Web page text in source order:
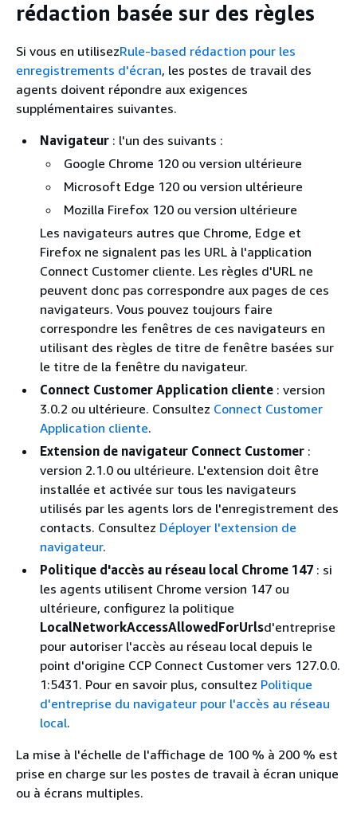
rédaction basée sur des règles
Si vous en utilisezRule-based rédaction pour les
enregistrements d'écran, les postes de travail des
agents doivent répondre aux exigences
supplémentaires suivantes.
Navigateur : l'un des suivants :
Google Chrome 120 ou version ultérieure
Microsoft Edge 120 ou version ultérieure
Mozilla Firefox 120 ou version ultérieure
Les navigateurs autres que Chrome, Edge et
Firefox ne signalent pas les URL à l'application
Connect Customer cliente. Les règles d'URL ne
peuvent donc pas correspondre aux pages de ces
navigateurs. Vous pouvez toujours faire
correspondre les fenêtres de ces navigateurs en
utilisant des règles de titre de fenêtre basées sur
le titre de la fenêtre du navigateur.
Connect Customer Application cliente : version
3.0.2 ou ultérieure. Consultez Connect Customer
Application cliente.
Extension de navigateur Connect Customer :
version 2.1.0 ou ultérieure. L'extension doit être
installée et activée sur tous les navigateurs
utilisés par les agents lors de l'enregistrement des
contacts. Consultez Déployer l'extension de
navigateur.
Politique d'accès au réseau local Chrome 147 : si
les agents utilisent Chrome version 147 ou
ultérieure, configurez la politique
LocalNetworkAccessAllowedForUrlsd'entreprise
pour autoriser l'accès au réseau local depuis le
point d'origine CCP Connect Customer vers 127.0.0.
1:5431. Pour en savoir plus, consultez Politique
d'entreprise du navigateur pour l'accès au réseau
local.
La mise à l'échelle de l'affichage de 100 % à 200 % est
prise en charge sur les postes de travail à écran unique
ou à écrans multiples.